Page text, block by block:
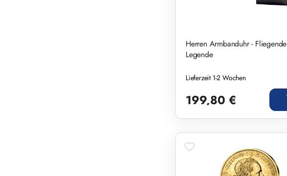
Herren Armbanduhr - Fliegende
Legende
Lieferzeit 1-2 Wochen
199,80 €